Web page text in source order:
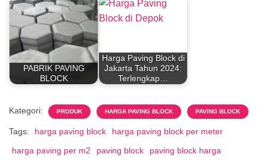
PABRIK PAVING
BLOCK
Harga Paving Block di
Jakarta Tahun 2024:
Terlengkap…
Kategori: PRODUK HARGA PAVING BLOCK PAVING BLOCK
Tags: harga paving block
harga paving block per meter
harga paving per m2
paving block paving block harga